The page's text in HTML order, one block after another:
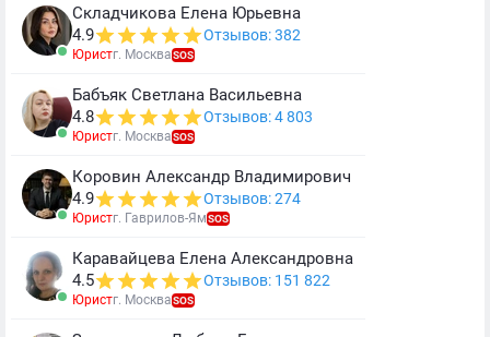
Складчикова Елена Юрьевна
4.9
Отзывов: 382
Юристг. МоскваSOS
Бабъяк Светлана Васильевна
4.8
Отзывов: 4 803
Юристг. МоскваSOS
Коровин Александр Владимирович
4.9
Отзывов: 274
Юристг. Гаврилов-ЯмSOS
Каравайцева Елена Александровна
4.5
Отзывов: 151 822
Юристг. МоскваSOS